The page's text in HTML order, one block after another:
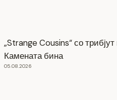
„Strange Cousins“ со
Камената бина
05.08.2026